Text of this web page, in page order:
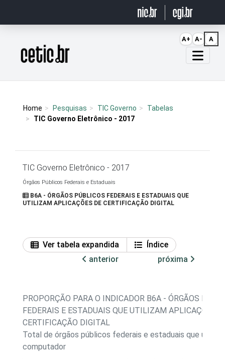
Página inicial
Home Pesquisas TIC Governo
Tabelas
TIC Governo Eletrônico - 2017
TIC Governo Eletrônico - 2017
Órgãos Públicos Federais e Estaduais
B6A - ÓRGÃOS PÚBLICOS FEDERAIS E ESTADUAIS QUE
UTILIZAM APLICAÇÕES DE CERTIFICAÇÃO DIGITAL
Ver tabela expandida
Índice
anterior
próxima
PROPORÇÃO PARA O INDICADOR B6A - ÓRGÃOS
FEDERAIS E ESTADUAIS QUE UTILIZAM APLICAÇÕES
CERTIFICAÇÃO DIGITAL
Total de órgãos públicos federais e estaduais que
computador
A+ A- A